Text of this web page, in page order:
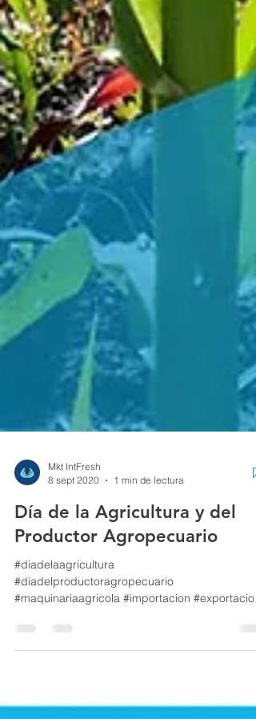
8 sept 2020
1 min de lectura
Día de la Agricultura y del
Productor Agropecuario
#diadelaagricultura
#diadelproductoragropecuario
#maquinariaagricola #importacion #exportacion